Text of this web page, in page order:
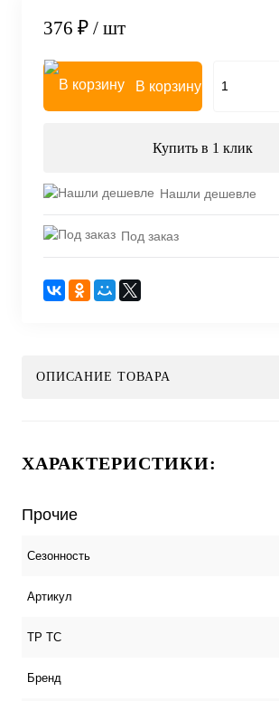
376 ₽ / шт
В корзину
Купить в 1 клик
Нашли дешевле
Под заказ
ОПИСАНИЕ ТОВАРА
ХАРАКТЕРИСТИКИ:
Прочие
Сезонность
Артикул
ТР ТС
Бренд